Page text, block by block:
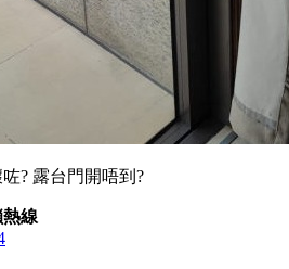
? 露台門開唔到?
熱線